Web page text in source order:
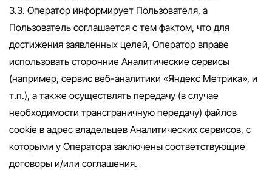
3.3. Оператор информирует Пользователя, а
Пользователь соглашается с тем фактом, что для
достижения заявленных целей, Оператор вправе
использовать сторонние Аналитические сервисы
(например, сервис веб-аналитики «Яндекс Метрика», и
т.п.), а также осуществлять передачу (в случае
необходимости трансграничную передачу) файлов
cookie в адрес владельцев Аналитических сервисов, с
которыми у Оператора заключены соответствующие
договоры и/или соглашения.